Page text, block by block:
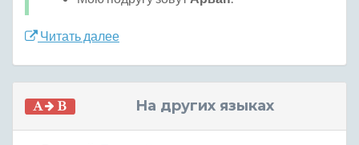
Читать далее
На других языках